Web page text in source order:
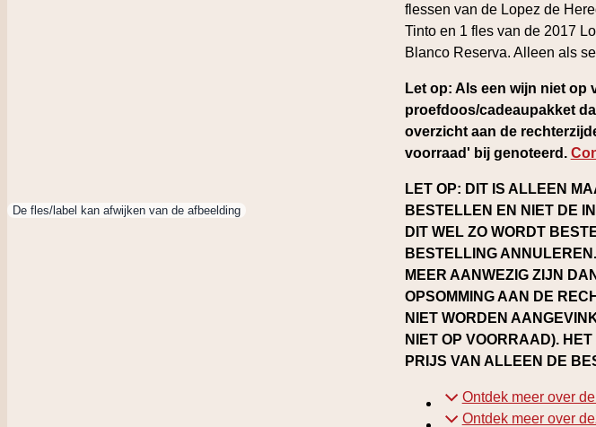
De fles/label kan afwijken van de afbeelding
flessen van de Lopez de
Tinto en 1 fles van de 2017
Blanco Reserva. Alleen als
Let op: Als een wijn niet op
proefdoos/cadeaupakket
overzicht aan de
voorraad' bij genoteerd.
LET OP: DIT IS ALLEEN
BESTELLEN EN NIET DE
DIT WEL ZO WORDT
BESTELLING
MEER AANWEZIG ZIJN
OPSOMMING AAN DE
NIET WORDEN
NIET OP VOORRAAD).
PRIJS VAN ALLEEN DE
Ontdek meer over
Ontdek meer over